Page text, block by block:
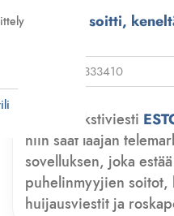
Kuka soitti,
Lähetä tekstiviesti
niin saat laajan
sovelluksen, joka
puhelinmyyjien soitot,
huijausviestit ja